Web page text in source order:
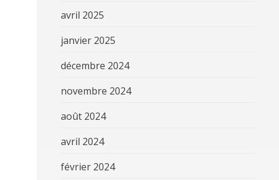
avril 2025
janvier 2025
décembre 2024
novembre 2024
août 2024
avril 2024
février 2024